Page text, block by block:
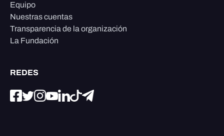
Equipo
Nuestras cuentas
Transparencia de la organización
La Fundación
REDES